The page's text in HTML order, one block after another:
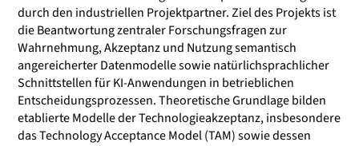
durch den industriellen Projektpartner. Ziel des Projekts ist
die Beantwortung zentraler Forschungsfragen zur
Wahrnehmung, Akzeptanz und Nutzung semantisch
angereicherter Datenmodelle sowie natürlichsprachlicher
Schnittstellen für KI-Anwendungen in betrieblichen
Entscheidungsprozessen. Theoretische Grundlage bilden
etablierte Modelle der Technologieakzeptanz, insbesondere
das Technology Acceptance Model (TAM) sowie dessen